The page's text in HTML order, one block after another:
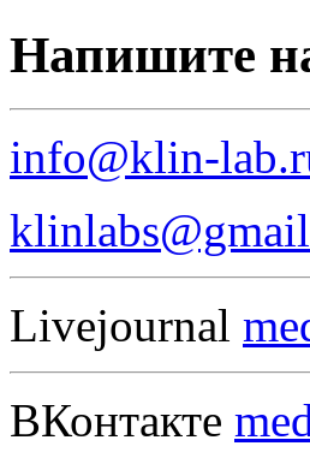
Напишите
info@klin-
Livejournal
ВКонтакте